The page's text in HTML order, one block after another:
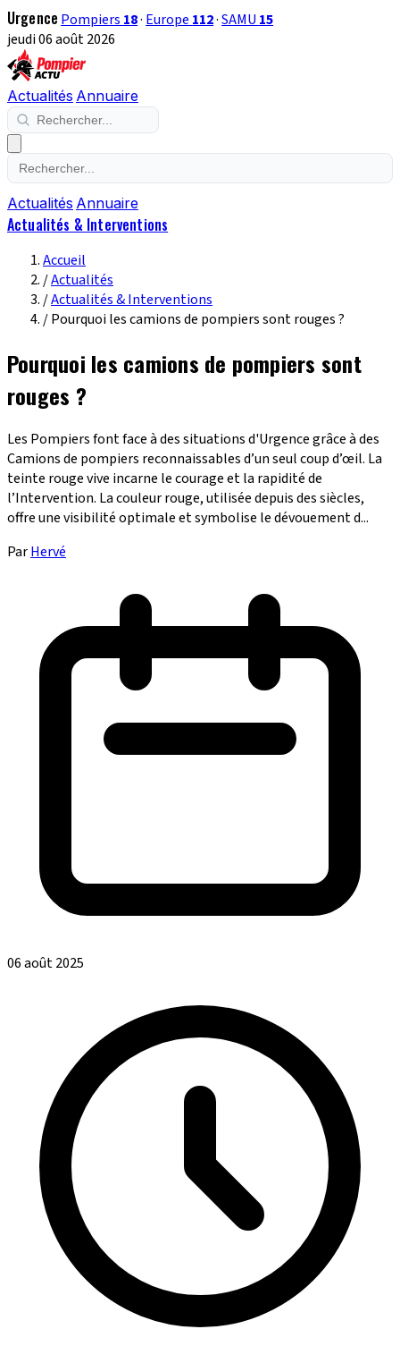
Urgence Pompiers 18· Europe 112·SAMU 15
jeudi 06 août 2026
Actualités Annuaire
Actualités Annuaire
Actualités & Interventions
Accueil
/Actualités
/Actualités & Interventions
/Pourquoi les camions de pompiers sont rouges ?
Pourquoi les camions de pompiers sont
rouges ?
Les Pompiers font face à des situations d'Urgence grâce à des
Camions de pompiers reconnaissables d’un seul coup d’œil. La
teinte rouge vive incarne le courage et la rapidité de
l’Intervention. La couleur rouge, utilisée depuis des siècles,
offre une visibilité optimale et symbolise le dévouement d...
ParHervé
06 août 2025